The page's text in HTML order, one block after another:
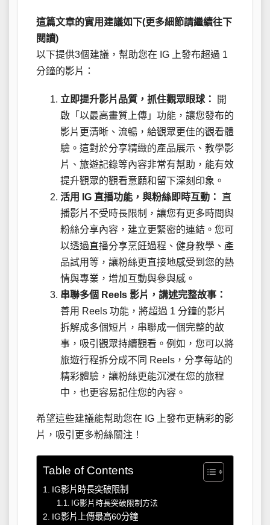
這篇文章的實用建議如下(更多細節請繼續往下
閱讀)
以下提供3個建議，幫助您在 IG 上發布超過 1
分鐘的影片：
立即提升影片品質，抓住觀眾眼球：
開
啟「以最高畫質上傳」功能，讓您發布的
影片更清晰、流暢，給觀眾更佳的觀看體
驗。這對於分享精緻的產品展示、教學影
片、旅遊記錄等內容非常有幫助，能有效
提升觀眾的觀看意願和留下深刻印象。
活用 IG 直播功能，與粉絲即時互動：
直
播影片不受時長限制，讓您有更多時間與
粉絲分享內容，建立更緊密的連結。您可
以透過直播分享烹飪過程、健身教學、產
品試用等，讓粉絲更直接地感受到您的熱
情與專業，增加互動與參與感。
串聯多個 Reels 影片，講述完整故事：
善用 Reels 功能，將超過 1 分鐘的影片
拆解成多個短片，串聯成一個完整的故
事，吸引觀眾持續觀看。例如，您可以將
旅遊行程拆分成不同 Reels，分享每站的
精彩體驗，讓粉絲更能沉浸在您的旅程
中，也更容易記住您的內容。
希望這些建議能幫助您在 IG 上發布更精彩的影
片，吸引更多粉絲關注！
Table of Contents
IG影片時長突破限制
IG影片時長突破限制方法
IG影片上傳最高60分鐘